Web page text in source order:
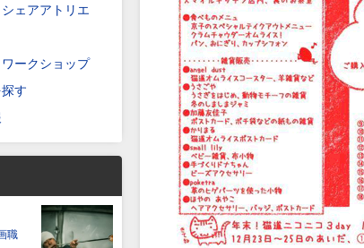
ェアアトリエ
ークショップ
す
職